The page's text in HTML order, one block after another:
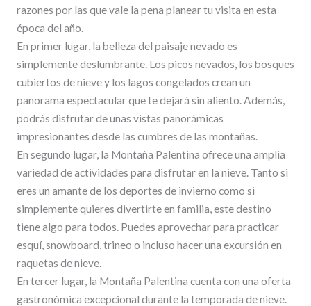
razones por las que vale la pena planear tu visita en esta
época del año.
En primer lugar, la belleza del paisaje nevado es
simplemente deslumbrante. Los picos nevados, los bosques
cubiertos de nieve y los lagos congelados crean un
panorama espectacular que te dejará sin aliento. Además,
podrás disfrutar de unas vistas panorámicas
impresionantes desde las cumbres de las montañas.
En segundo lugar, la Montaña Palentina ofrece una amplia
variedad de actividades para disfrutar en la nieve. Tanto si
eres un amante de los deportes de invierno como si
simplemente quieres divertirte en familia, este destino
tiene algo para todos. Puedes aprovechar para practicar
esquí, snowboard, trineo o incluso hacer una excursión en
raquetas de nieve.
En tercer lugar, la Montaña Palentina cuenta con una oferta
gastronómica excepcional durante la temporada de nieve.